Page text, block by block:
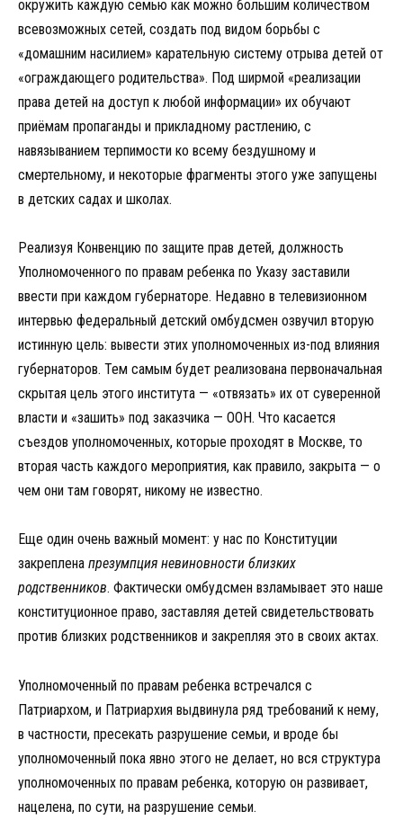
окружить каждую семью как можно большим количеством
всевозможных сетей, создать под видом борьбы с
«домашним насилием» карательную систему отрыва детей от
«ограждающего родительства». Под ширмой «реализации
права детей на доступ к любой информации» их обучают
приёмам пропаганды и прикладному растлению, с
навязыванием терпимости ко всему бездушному и
смертельному, и некоторые фрагменты этого уже запущены
в детских садах и школах.
Реализуя Конвенцию по защите прав детей, должность
Уполномоченного по правам ребенка по Указу заставили
ввести при каждом губернаторе. Недавно в телевизионном
интервью федеральный детский омбудсмен озвучил вторую
истинную цель: вывести этих уполномоченных из-под влияния
губернаторов. Тем самым будет реализована первоначальная
скрытая цель этого института — «отвязать» их от суверенной
власти и «зашить» под заказчика — ООН. Что касается
съездов уполномоченных, которые проходят в Москве, то
вторая часть каждого мероприятия, как правило, закрыта — о
чем они там говорят, никому не известно.
Еще один очень важный момент: у нас по Конституции
закреплена презумпция невиновности близких
родственников. Фактически омбудсмен взламывает это наше
конституционное право, заставляя детей свидетельствовать
против близких родственников и закрепляя это в своих актах.
Уполномоченный по правам ребенка встречался с
Патриархом, и Патриархия выдвинула ряд требований к нему,
в частности, пресекать разрушение семьи, и вроде бы
уполномоченный пока явно этого не делает, но вся структура
уполномоченных по правам ребенка, которую он развивает,
нацелена, по сути, на разрушение семьи.